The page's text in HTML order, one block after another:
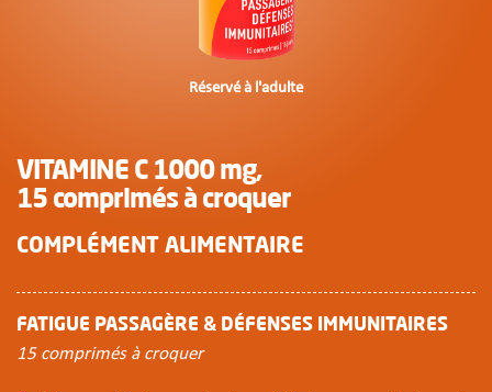
Réservé à l'adulte
VITAMINE C 1000 mg,
15 comprimés à croquer
COMPLÉMENT ALIMENTAIRE
FATIGUE PASSAGÈRE & DÉFENSES IMMUNITAIRES
15 comprimés à croquer